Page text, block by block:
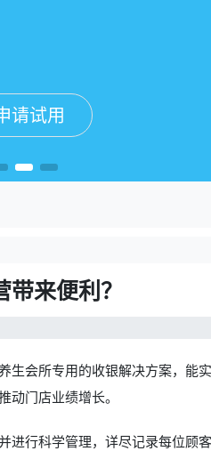
请试用
请试用
请试用
请试用
来便利？
生会所专用的收银解决方案，能
门店业绩增长。
进行科学管理，详尽记录每位顾